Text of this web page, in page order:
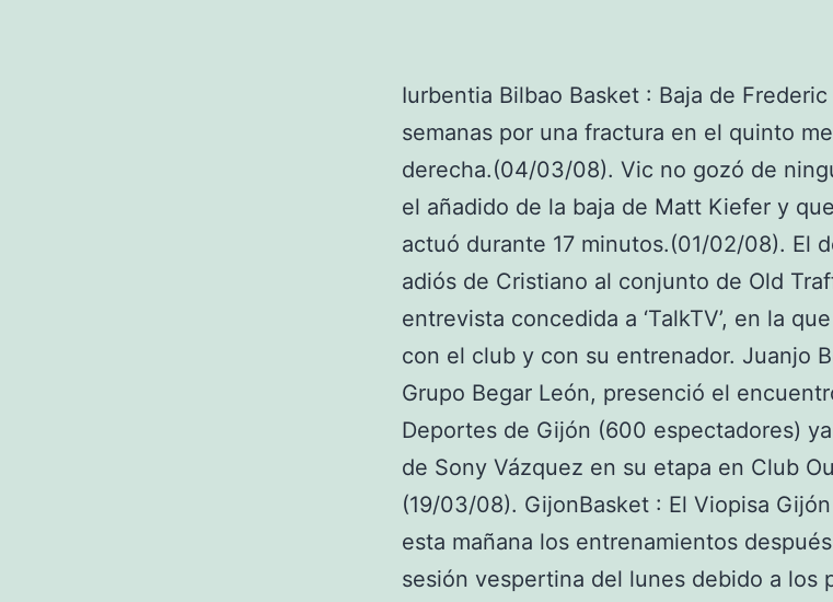
Iurbentia Bilbao Basket : Baja de
semanas por una fractura en el quinto
derecha.(04/03/08). Vic no gozó de
el añadido de la baja de Matt Kiefer y
actuó durante 17 minutos.(01/02/08). El
adiós de Cristiano al conjunto de Old
entrevista concedida a ‘TalkTV’, en la
con el club y con su entrenador. Juanjo
Grupo Begar León, presenció el
Deportes de Gijón (600 espectadores)
de Sony Vázquez en su etapa en Club
(19/03/08). GijonBasket : El Viopisa
esta mañana los entrenamientos
sesión vespertina del lunes debido a los